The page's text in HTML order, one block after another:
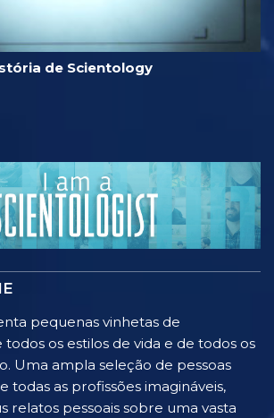
de Scientology
pequenas vinhetas de
os estilos de vida e de todos os
Uma ampla seleção de pessoas
todas as profissões imagináveis,
relatos pessoais sobre uma vasta